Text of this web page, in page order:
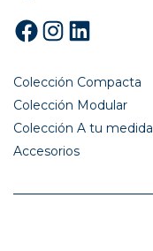
Facebook
Instagram
LinkedIn
Colección Compacta
Colección Modular
Colección A tu medida
Accesorios